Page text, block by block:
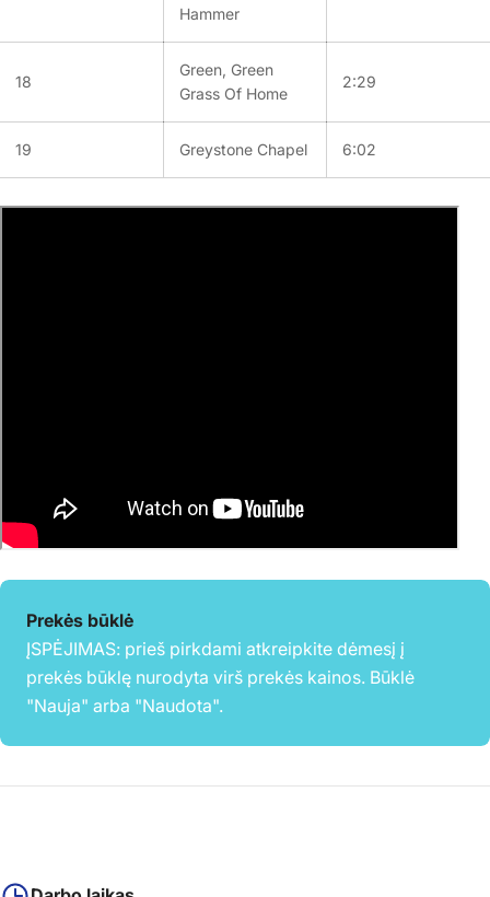
Hammer
18
Green, Green
Grass Of Home
2:29
19 Greystone Chapel 6:02
Prekės būklė
ĮSPĖJIMAS: prieš pirkdami atkreipkite dėmesį į
prekės būklę nurodyta virš prekės kainos. Būklė
"Nauja" arba "Naudota".